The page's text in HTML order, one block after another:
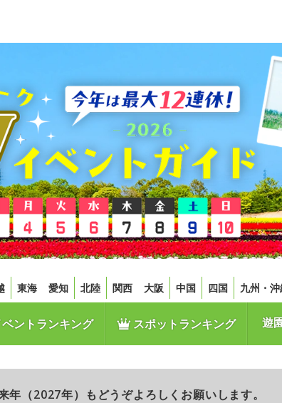
東海 愛知 北陸 関西 大阪 中国 四国 九州・
ントランキング スポットランキング 遊
（2027年）もどうぞよろしくお願いします。